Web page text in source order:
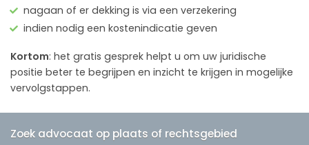
nagaan of er dekking is via een verzekering
indien nodig een kostenindicatie geven
Kortom: het gratis gesprek helpt u om uw juridische
positie beter te begrijpen en inzicht te krijgen in mogelijke
vervolgstappen.
Zoek advocaat op plaats of rechtsgebied